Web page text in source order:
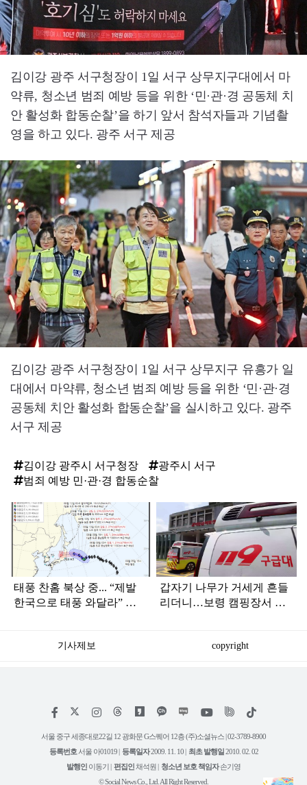
김이강 광주 서구청장이 1일 서구 상무지구대에서 마
약류, 청소년 범죄 예방 등을 위한 ‘민·관·경 공동체 치
안 활성화 합동순찰’을 하기 앞서 참석자들과 기념촬
영을 하고 있다. 광주 서구 제공
김이강 광주 서구청장이 1일 서구 상무지구 유흥가 일
대에서 마약류, 청소년 범죄 예방 등을 위한 ‘민·관·경
공동체 치안 활성화 합동순찰’을 실시하고 있다. 광주
서구 제공
김이강 광주시 서구청장
광주시 서구
범죄 예방 민·관·경 합동순찰
탑
라
인
태풍 찬홈 북상 중... “제발
한국으로 태풍 와달라” 말
갑자기 나무가 거세게 흔들
리더니…보령 캠핑장서 일
기사제보 copyright
페
스
인
타
램
위
트
유
튜
틱
서울 중구 세종대로22길 12 광화문 G스퀘어 12층 (주)소셜뉴스 | 02-3789-8900
등록번호 서울 아01019 | 등록일자2009. 11. 10 | 최초 발행일2010. 02. 02
발행인 이동기 | 편집인채석원 | 청소년 보호 책임자손기영
© Social News Co., Ltd. All Right Reserved.